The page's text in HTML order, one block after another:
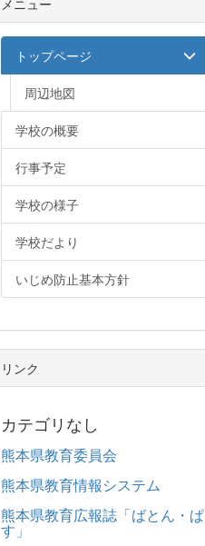
メニュー
トップページ
周辺地図
学校の概要
行事予定
学校の様子
学校だより
いじめ防止基本方針
リンク
カテゴリなし
熊本県教育委員会
熊本県教育情報システム
熊本県教育広報誌「ばとん・ぱ
す」